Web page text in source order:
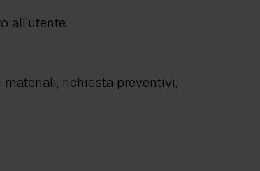
all’utente.
richiesta preventivi,